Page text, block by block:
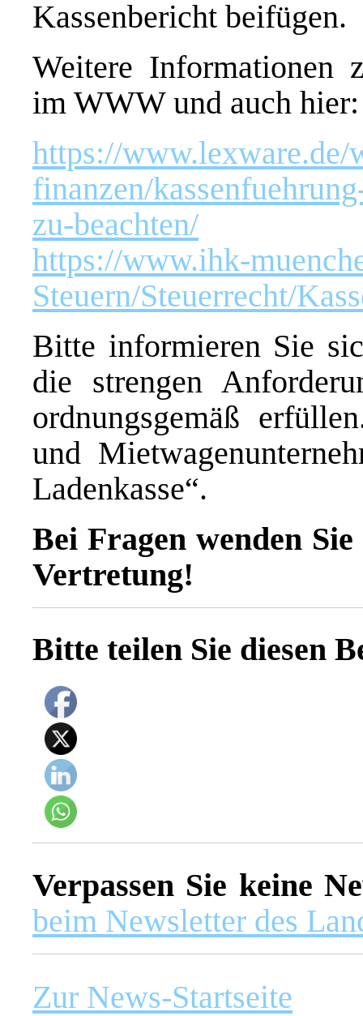
Kassenbericht beifügen.
Weitere Informationen
im WWW und auch hier:
https://www.lexware.de/
finanzen/
zu-beachten/
https://www.ihk-
Steuern/Steuerrecht/
Bitte informieren Sie
die strengen
ordnungsgemäß
und
Ladenkasse“.
Bei Fragen wenden
Vertretung!
Bitte teilen Sie diesen
Verpassen Sie keine
beim Newsletter des
Zur News-Startseite